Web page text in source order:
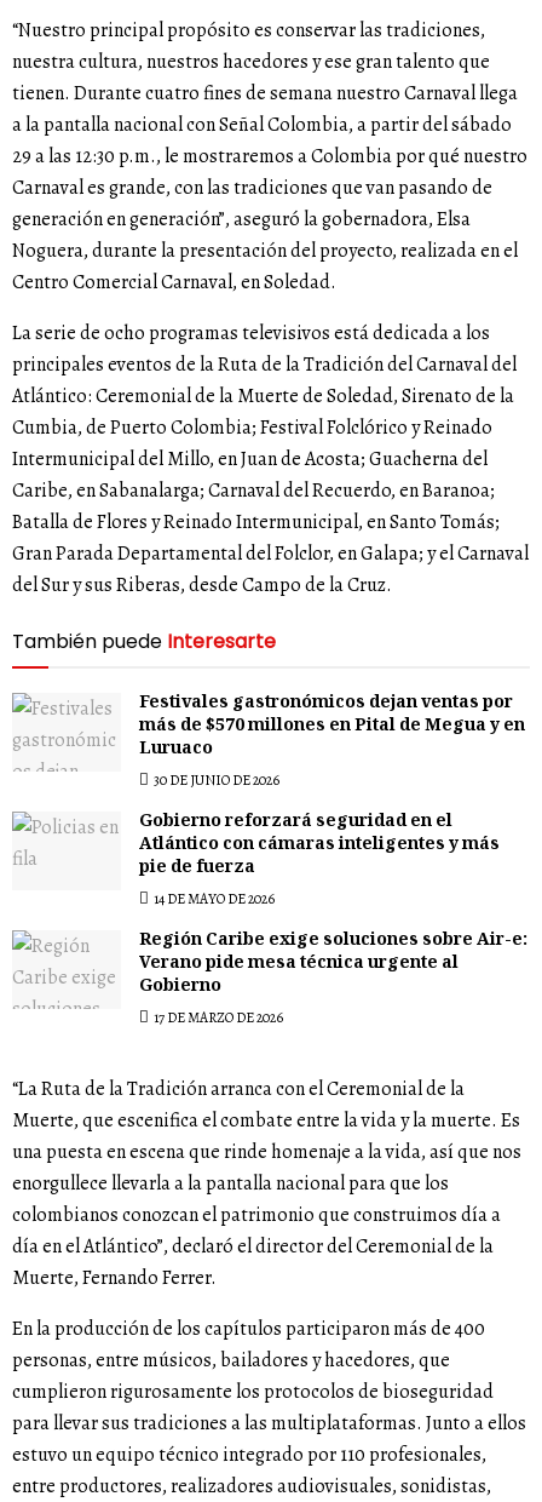
“Nuestro principal propósito es conservar las tradiciones,
nuestra cultura, nuestros hacedores y ese gran talento que
tienen. Durante cuatro fines de semana nuestro Carnaval llega
a la pantalla nacional con Señal Colombia, a partir del sábado
29 a las 12:30 p.m., le mostraremos a Colombia por qué nuestro
Carnaval es grande, con las tradiciones que van pasando de
generación en generación”, aseguró la gobernadora, Elsa
Noguera, durante la presentación del proyecto, realizada en el
Centro Comercial Carnaval, en Soledad.
La serie de ocho programas televisivos está dedicada a los
principales eventos de la Ruta de la Tradición del Carnaval del
Atlántico: Ceremonial de la Muerte de Soledad, Sirenato de la
Cumbia, de Puerto Colombia; Festival Folclórico y Reinado
Intermunicipal del Millo, en Juan de Acosta; Guacherna del
Caribe, en Sabanalarga; Carnaval del Recuerdo, en Baranoa;
Batalla de Flores y Reinado Intermunicipal, en Santo Tomás;
Gran Parada Departamental del Folclor, en Galapa; y el Carnaval
del Sur y sus Riberas, desde Campo de la Cruz.
También puede Interesarte
Festivales gastronómicos dejan ventas por
más de $570 millones en Pital de Megua y en
Luruaco
30 DE JUNIO DE 2026
Gobierno reforzará seguridad en el
Atlántico con cámaras inteligentes y más
pie de fuerza
14 DE MAYO DE 2026
Región Caribe exige soluciones sobre Air-e:
Verano pide mesa técnica urgente al
Gobierno
17 DE MARZO DE 2026
“La Ruta de la Tradición arranca con el Ceremonial de la
Muerte, que escenifica el combate entre la vida y la muerte. Es
una puesta en escena que rinde homenaje a la vida, así que nos
enorgullece llevarla a la pantalla nacional para que los
colombianos conozcan el patrimonio que construimos día a
día en el Atlántico”, declaró el director del Ceremonial de la
Muerte, Fernando Ferrer.
En la producción de los capítulos participaron más de 400
personas, entre músicos, bailadores y hacedores, que
cumplieron rigurosamente los protocolos de bioseguridad
para llevar sus tradiciones a las multiplataformas. Junto a ellos
estuvo un equipo técnico integrado por 110 profesionales,
entre productores, realizadores audiovisuales, sonidistas,